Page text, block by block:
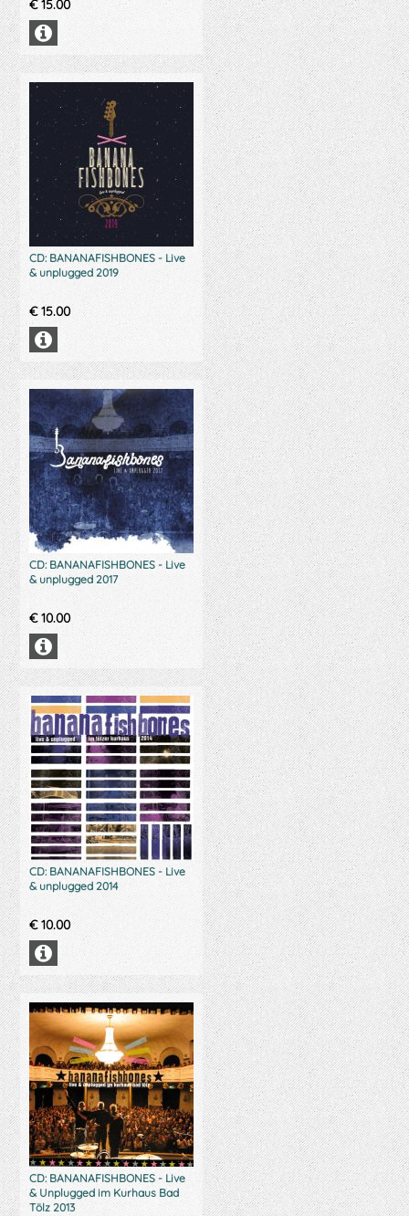
€15.00
CD: BANANAFISHBONES - Live
& unplugged 2019
€15.00
CD: BANANAFISHBONES - Live
& unplugged 2017
€10.00
CD: BANANAFISHBONES - Live
& unplugged 2014
€10.00
CD: BANANAFISHBONES - Live
& Unplugged im Kurhaus Bad
Tölz 2013